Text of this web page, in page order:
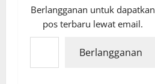
Berlangganan untuk dapatkan
pos terbaru lewat email.
Ketikkan email Anda...
Berlangganan